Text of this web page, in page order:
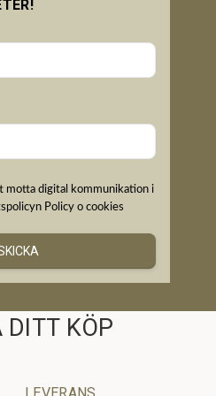
motta digital kommunikation i
Policy o cookies
DITT KÖP